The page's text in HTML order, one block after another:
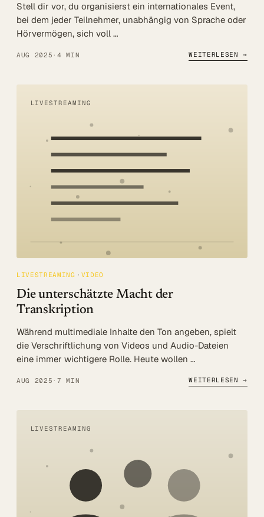
Stell dir vor, du organisierst ein internationales Event,
bei dem jeder Teilnehmer, unabhängig von Sprache oder
Hörvermögen, sich voll …
AUG 2025 · 4 MIN WEITERLESEN →
LIVESTREAMING
LIVESTREAMING VIDEO
Die unterschätzte Macht der
Transkription
Während multimediale Inhalte den Ton angeben, spielt
die Verschriftlichung von Videos und Audio-Dateien
eine immer wichtigere Rolle. Heute wollen …
AUG 2025 · 7 MIN WEITERLESEN →
LIVESTREAMING